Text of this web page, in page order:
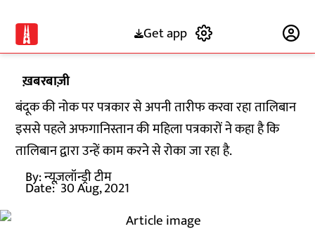
Get app
ख़बरबाज़ी
बंदूक की नोक पर पत्रकार से अपनी तारीफ करवा रहा तालिबान
इससे पहले अफगानिस्तान की महिला पत्रकारों ने कहा है कि
तालिबान द्वारा उन्हें काम करने से रोका जा रहा है.
By:न्यूज़लॉन्ड्री टीम
Date: 30 Aug, 2021